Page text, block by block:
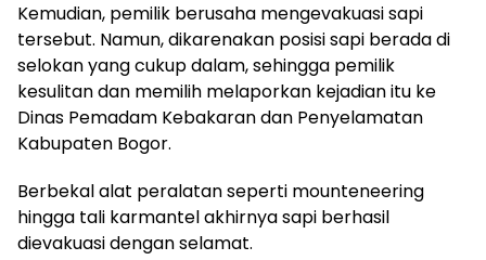
Kemudian, pemilik berusaha mengevakuasi sapi
tersebut. Namun, dikarenakan posisi sapi berada di
selokan yang cukup dalam, sehingga pemilik
kesulitan dan memilih melaporkan kejadian itu ke
Dinas Pemadam Kebakaran dan Penyelamatan
Kabupaten Bogor.
Berbekal alat peralatan seperti mounteneering
hingga tali karmantel akhirnya sapi berhasil
dievakuasi dengan selamat.